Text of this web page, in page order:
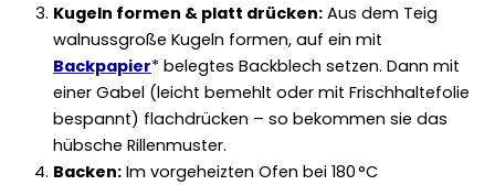
Kugeln formen & platt drücken: Aus dem Teig
walnussgroße Kugeln formen, auf ein mit
Backpapier* belegtes Backblech setzen. Dann mit
einer Gabel (leicht bemehlt oder mit Frischhaltefolie
bespannt) flachdrücken – so bekommen sie das
hübsche Rillenmuster.
Backen: Im vorgeheizten Ofen bei 180 °C